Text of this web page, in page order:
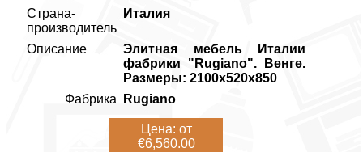
Страна-
производитель
Италия
Описание
Элитная мебель Италии
фабрики "Rugiano". Венге.
Размеры: 2100х520х850
Фабрика
Rugiano
Цена: от
€6,560.00